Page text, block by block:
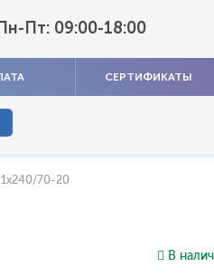
Пн-Пт: 09:00-18:00
СЕРТИФИКАТЫ
70-20
В